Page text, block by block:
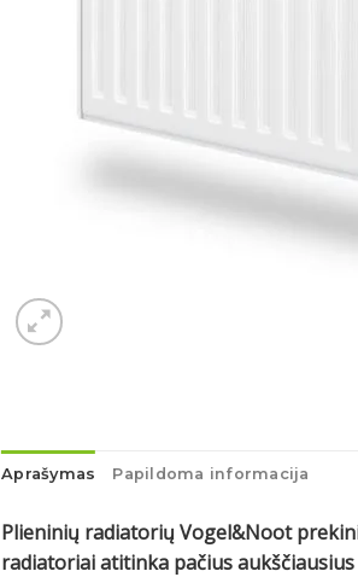
Aprašymas Papildoma informacija
Plieninių radiatorių Vogel&Noot
radiatoriai atitinka pačius